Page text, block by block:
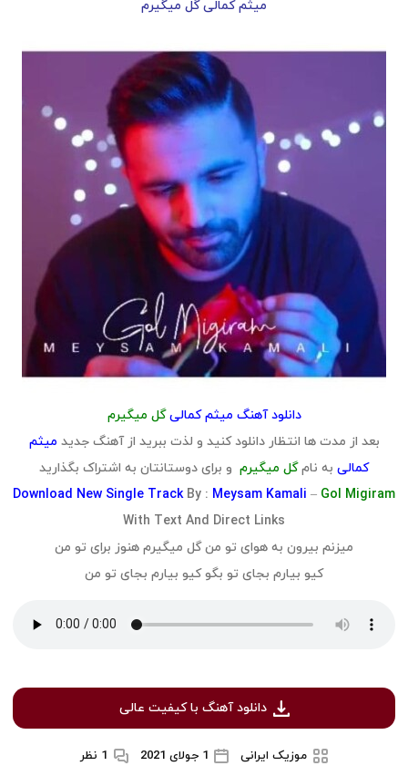
میثم کمالی گل میگیرم
دانلود آهنگ میثم کمالی گل میگیرم
بعد از مدت ها انتظار دانلود کنید و لذت ببرید از آهنگ جدید میثم
کمالی به نامگل میگیرم و برای دوستانتان به اشتراک بگذارید
Download New Single Track By : Meysam Kamali – Gol Migiram
With Text And Direct Links
میزنم بیرون به هوای تو من گل میگیرم هنوز برای تو من
کیو بیارم بجای تو بگو کیو بیارم بجای تو من
دانلود آهنگ با کیفیت عالی
موزیک ایرانی 1 جولای 2021 1 نظر